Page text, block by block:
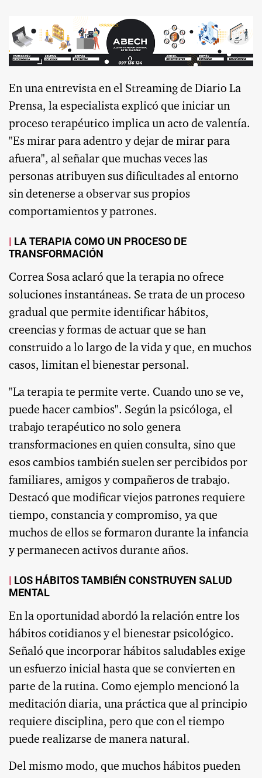
En una entrevista en el Streaming de Diario La
Prensa, la especialista explicó que iniciar un
proceso terapéutico implica un acto de valentía.
"Es mirar para adentro y dejar de mirar para
afuera", al señalar que muchas veces las
personas atribuyen sus dificultades al entorno
sin detenerse a observar sus propios
comportamientos y patrones.
LA TERAPIA COMO UN PROCESO DE
TRANSFORMACIÓN
Correa Sosa aclaró que la terapia no ofrece
soluciones instantáneas. Se trata de un proceso
gradual que permite identificar hábitos,
creencias y formas de actuar que se han
construido a lo largo de la vida y que, en muchos
casos, limitan el bienestar personal.
"La terapia te permite verte. Cuando uno se ve,
puede hacer cambios". Según la psicóloga, el
trabajo terapéutico no solo genera
transformaciones en quien consulta, sino que
esos cambios también suelen ser percibidos por
familiares, amigos y compañeros de trabajo.
Destacó que modificar viejos patrones requiere
tiempo, constancia y compromiso, ya que
muchos de ellos se formaron durante la infancia
y permanecen activos durante años.
LOS HÁBITOS TAMBIÉN CONSTRUYEN SALUD
MENTAL
En la oportunidad abordó la relación entre los
hábitos cotidianos y el bienestar psicológico.
Señaló que incorporar hábitos saludables exige
un esfuerzo inicial hasta que se convierten en
parte de la rutina. Como ejemplo mencionó la
meditación diaria, una práctica que al principio
requiere disciplina, pero que con el tiempo
puede realizarse de manera natural.
Del mismo modo, que muchos hábitos pueden